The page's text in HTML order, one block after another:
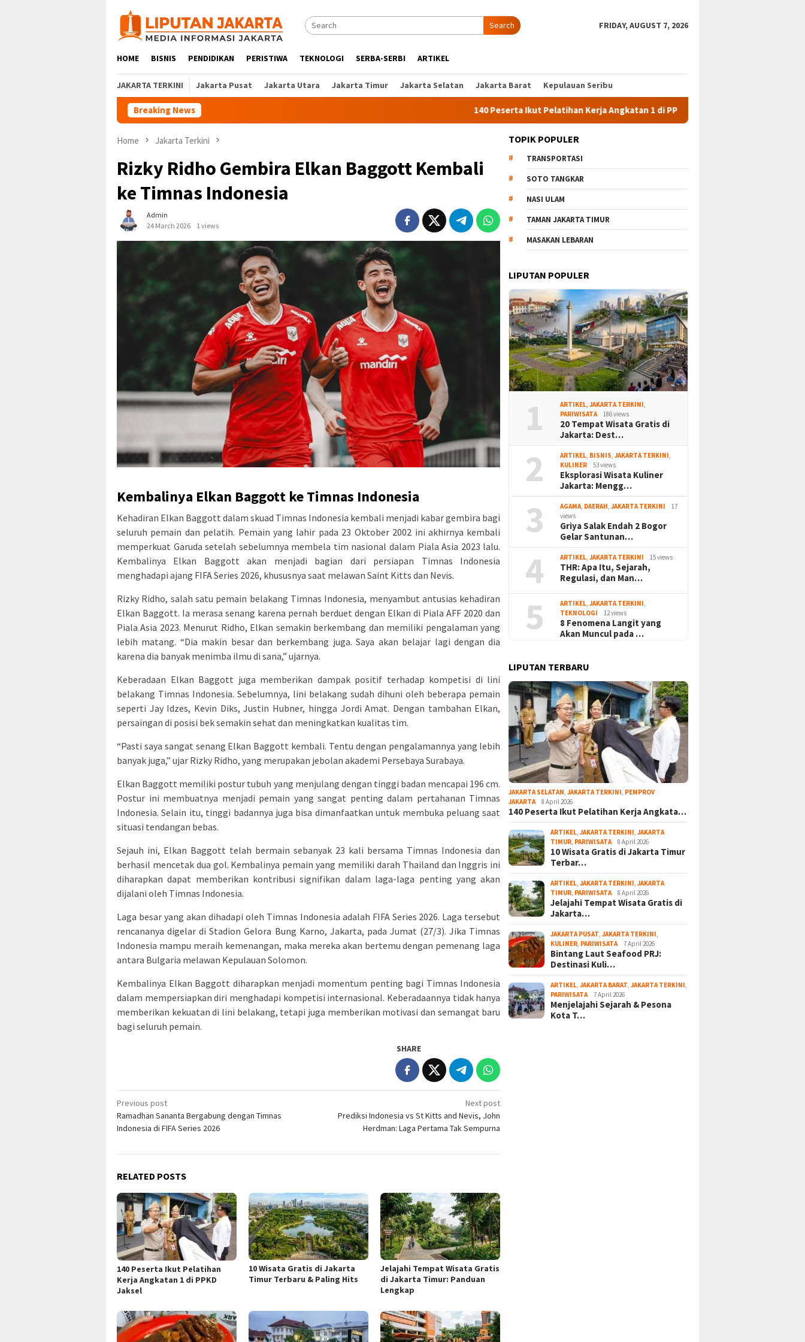
content
Search FRIDAY, AUGUST 7, 2026
HOME BISNIS PENDIDIKAN PERISTIWA TEKNOLOGI SERBA-SERBI ARTIKEL
JAKARTA TERKINI Jakarta Pusat Jakarta Utara Jakarta Timur Jakarta Selatan Jakarta Barat Kepulauan Seribu
Breaking News 140 Peserta Ikut Pelatihan Kerja Angkatan 1 di PPKD Jaksel
Home Jakarta Terkini
Rizky Ridho Gembira Elkan Baggott Kembali
ke Timnas Indonesia
Admin
24 March 2026
1 views
Kembalinya Elkan Baggott ke Timnas Indonesia
Kehadiran Elkan Baggott dalam skuad Timnas Indonesia kembali menjadi kabar gembira bagi
seluruh pemain dan pelatih. Pemain yang lahir pada 23 Oktober 2002 ini akhirnya kembali
memperkuat Garuda setelah sebelumnya membela tim nasional dalam Piala Asia 2023 lalu.
Kembalinya Elkan Baggott akan menjadi bagian dari persiapan Timnas Indonesia
menghadapi ajang FIFA Series 2026, khususnya saat melawan Saint Kitts dan Nevis.
Rizky Ridho, salah satu pemain belakang Timnas Indonesia, menyambut antusias kehadiran
Elkan Baggott. Ia merasa senang karena pernah berduet dengan Elkan di Piala AFF 2020 dan
Piala Asia 2023. Menurut Ridho, Elkan semakin berkembang dan memiliki pengalaman yang
lebih matang. “Dia makin besar dan berkembang juga. Saya akan belajar lagi dengan dia
karena dia banyak menimba ilmu di sana,” ujarnya.
Keberadaan Elkan Baggott juga memberikan dampak positif terhadap kompetisi di lini
belakang Timnas Indonesia. Sebelumnya, lini belakang sudah dihuni oleh beberapa pemain
seperti Jay Idzes, Kevin Diks, Justin Hubner, hingga Jordi Amat. Dengan tambahan Elkan,
persaingan di posisi bek semakin sehat dan meningkatkan kualitas tim.
“Pasti saya sangat senang Elkan Baggott kembali. Tentu dengan pengalamannya yang lebih
banyak juga,” ujar Rizky Ridho, yang merupakan jebolan akademi Persebaya Surabaya.
Elkan Baggott memiliki postur tubuh yang menjulang dengan tinggi badan mencapai 196 cm.
Postur ini membuatnya menjadi pemain yang sangat penting dalam pertahanan Timnas
Indonesia. Selain itu, tinggi badannya juga bisa dimanfaatkan untuk membuka peluang saat
situasi tendangan bebas.
Sejauh ini, Elkan Baggott telah bermain sebanyak 23 kali bersama Timnas Indonesia dan
berhasil mencetak dua gol. Kembalinya pemain yang memiliki darah Thailand dan Inggris ini
diharapkan dapat memberikan kontribusi signifikan dalam laga-laga penting yang akan
dijalani oleh Timnas Indonesia.
Laga besar yang akan dihadapi oleh Timnas Indonesia adalah FIFA Series 2026. Laga tersebut
rencananya digelar di Stadion Gelora Bung Karno, Jakarta, pada Jumat (27/3). Jika Timnas
Indonesia mampu meraih kemenangan, maka mereka akan bertemu dengan pemenang laga
antara Bulgaria melawan Kepulauan Solomon.
Kembalinya Elkan Baggott diharapkan menjadi momentum penting bagi Timnas Indonesia
dalam mempersiapkan diri menghadapi kompetisi internasional. Keberadaannya tidak hanya
memberikan kekuatan di lini belakang, tetapi juga memberikan motivasi dan semangat baru
bagi seluruh pemain.
SHARE
Post
navigation
Previous post
Ramadhan Sananta Bergabung dengan Timnas
Indonesia di FIFA Series 2026
Next post
Prediksi Indonesia vs St Kitts and Nevis, John
Herdman: Laga Pertama Tak Sempurna
RELATED POSTS
140 Peserta Ikut Pelatihan
Kerja Angkatan 1 di PPKD
Jaksel
10 Wisata Gratis di Jakarta
Timur Terbaru & Paling Hits
Jelajahi Tempat Wisata Gratis
di Jakarta Timur: Panduan
Lengkap
TOPIK POPULER
TRANSPORTASI
SOTO TANGKAR
NASI ULAM
TAMAN JAKARTA TIMUR
MASAKAN LEBARAN
LIPUTAN POPULER
1 ARTIKEL ,JAKARTA TERKINI
PARIWISATA
186 views
20 Tempat Wisata Gratis di
Jakarta: Dest…
2 ARTIKEL BISNIS ,JAKARTA TERKINI
KULINER
53 views
Eksplorasi Wisata Kuliner
Jakarta: Mengg…
3 AGAMA DAERAH ,JAKARTA TERKINI
17
views
Griya Salak Endah 2 Bogor
Gelar Santunan…
4 ARTIKEL ,JAKARTA TERKINI 15 views
THR: Apa Itu, Sejarah,
Regulasi, dan Man…
5 ARTIKEL ,JAKARTA TERKINI
TEKNOLOGI
12 views
8 Fenomena Langit yang
Akan Muncul pada …
LIPUTAN TERBARU
JAKARTA SELATAN ,JAKARTA TERKINI PEMPROV
JAKARTA
8 April 2026
140 Peserta Ikut Pelatihan Kerja Angkata…
ARTIKEL ,JAKARTA TERKINI ,JAKARTA
TIMUR PARIWISATA 8 April 2026
10 Wisata Gratis di Jakarta Timur
Terbar…
ARTIKEL ,JAKARTA TERKINI ,JAKARTA
TIMUR PARIWISATA 8 April 2026
Jelajahi Tempat Wisata Gratis di
Jakarta…
JAKARTA PUSAT ,JAKARTA TERKINI
KULINER PARIWISATA 7 April 2026
Bintang Laut Seafood PRJ:
Destinasi Kuli…
ARTIKEL ,JAKARTA BARAT ,JAKARTA TERKINI
PARIWISATA
7 April 2026
Menjelajahi Sejarah & Pesona
Kota T…